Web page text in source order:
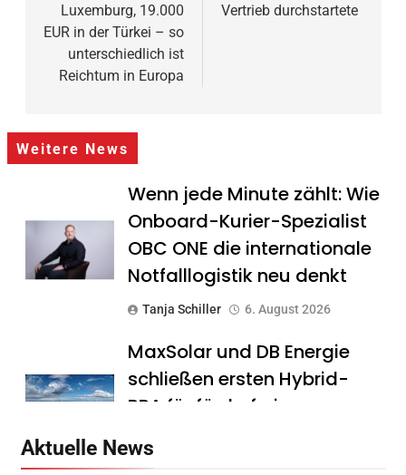
Luxemburg, 19.000
EUR in der Türkei – so
unterschiedlich ist
Reichtum in Europa
Vertrieb durchstartete
Weitere News
Wenn jede Minute zählt: Wie
Onboard-Kurier-Spezialist
OBC ONE die internationale
Notfalllogistik neu denkt
Tanja Schiller 6. August 2026
MaxSolar und DB Energie
schließen ersten Hybrid-
PPA für förderfreie
Tanja Schiller
Aktuelle News